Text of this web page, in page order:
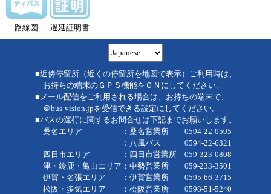
路線図 遅延証明書
■近傍停留所（近くの停留所を地図で表示）ご利用時は、
お持ちの端末のＧＰＳ機能をＯＮにしてください。
■メール配信をご利用される場合は、お持ちの端末で、
＠bus-vision.jpを受信できる設定にしてください。
■バスの運行に関するお問合せは下記までお願いします。
桑名エリア ：桑名営業所 0594-22-0595
：八風バス 0594-22-6321
四日市エリア ：四日市営業所 059-323-0808
津・鈴鹿・亀山エリア：中勢営業所 059-233-3501
伊賀・名張エリア ：伊賀営業所 0595-66-3715
松阪・多気エリア ：松阪営業所 0598-51-5240